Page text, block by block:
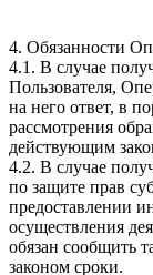
4. Обязанности
4.1. В случае
Пользователя,
на него ответ, в
рассмотрения
действующим
4.2. В случае
по защите прав
предоставлении
осуществления
обязан сообщить
законом сроки.